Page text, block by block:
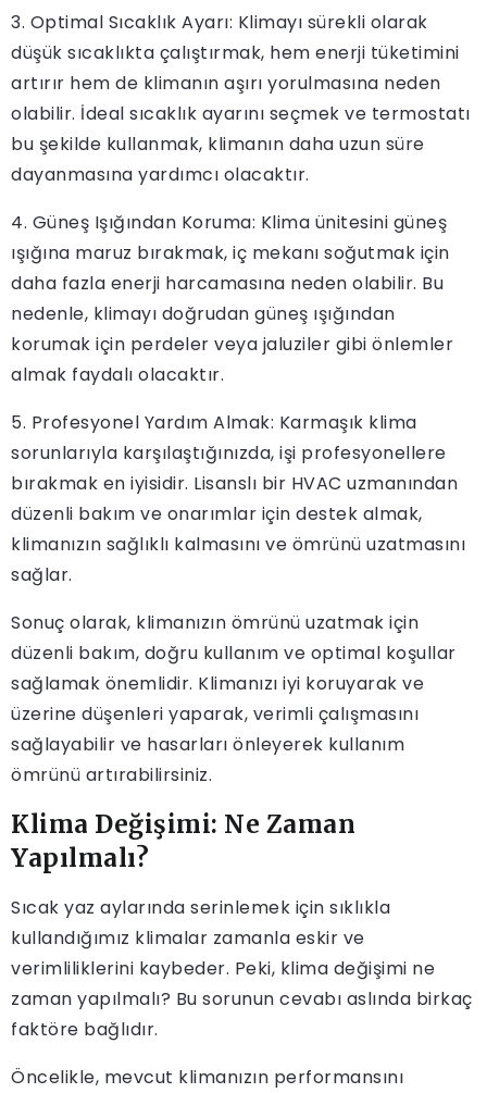
3. Optimal Sıcaklık Ayarı: Klimayı sürekli olarak
düşük sıcaklıkta çalıştırmak, hem enerji tüketimini
artırır hem de klimanın aşırı yorulmasına neden
olabilir. İdeal sıcaklık ayarını seçmek ve termostatı
bu şekilde kullanmak, klimanın daha uzun süre
dayanmasına yardımcı olacaktır.
4. Güneş Işığından Koruma: Klima ünitesini güneş
ışığına maruz bırakmak, iç mekanı soğutmak için
daha fazla enerji harcamasına neden olabilir. Bu
nedenle, klimayı doğrudan güneş ışığından
korumak için perdeler veya jaluziler gibi önlemler
almak faydalı olacaktır.
5. Profesyonel Yardım Almak: Karmaşık klima
sorunlarıyla karşılaştığınızda, işi profesyonellere
bırakmak en iyisidir. Lisanslı bir HVAC uzmanından
düzenli bakım ve onarımlar için destek almak,
klimanızın sağlıklı kalmasını ve ömrünü uzatmasını
sağlar.
Sonuç olarak, klimanızın ömrünü uzatmak için
düzenli bakım, doğru kullanım ve optimal koşullar
sağlamak önemlidir. Klimanızı iyi koruyarak ve
üzerine düşenleri yaparak, verimli çalışmasını
sağlayabilir ve hasarları önleyerek kullanım
ömrünü artırabilirsiniz.
Klima Değişimi: Ne Zaman
Yapılmalı?
Sıcak yaz aylarında serinlemek için sıklıkla
kullandığımız klimalar zamanla eskir ve
verimliliklerini kaybeder. Peki, klima değişimi ne
zaman yapılmalı? Bu sorunun cevabı aslında birkaç
faktöre bağlıdır.
Öncelikle, mevcut klimanızın performansını